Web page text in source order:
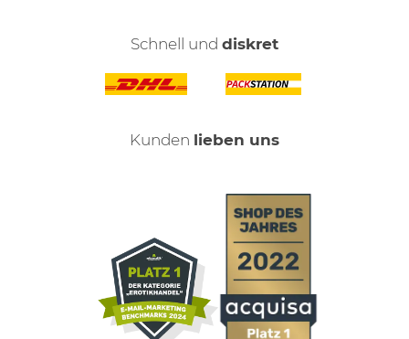
Schnell und diskret
Kunden lieben uns